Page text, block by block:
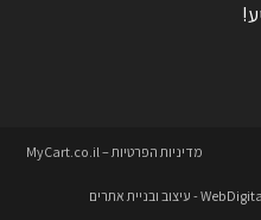
מדיניות הפרטיות – MyCart.co.il
- עיצוב ובניית אתרים